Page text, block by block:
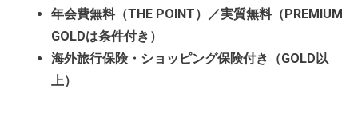
年会費無料（THE POINT）／実質無料（PREMIUM
GOLDは条件付き）
海外旅行保険・ショッピング保険付き（GOLD以
上）